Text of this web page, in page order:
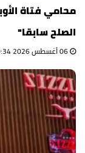
محامي فتاة
الصلح سابقا"